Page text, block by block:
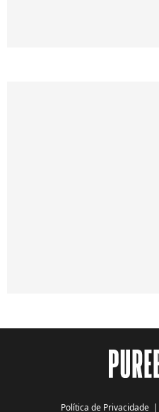
Política de Privacidade |